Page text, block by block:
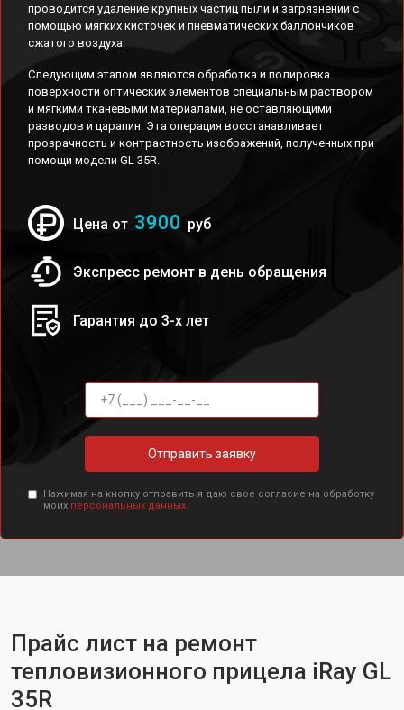
проводится удаление крупных частиц пыли и загрязнений с
помощью мягких кисточек и пневматических баллончиков
сжатого воздуха.
Следующим этапом являются обработка и полировка
поверхности оптических элементов специальным раствором
и мягкими тканевыми материалами, не оставляющими
разводов и царапин. Эта операция восстанавливает
прозрачность и контрастность изображений, полученных при
помощи модели GL 35R.
Цена от 3900 руб
Экспресс ремонт в день обращения
Гарантия до 3-х лет
Отправить заявку
Нажимая на кнопку отправить я даю свое согласие на обработку
моих персональных данных.
Прайс лист на ремонт
тепловизионного прицела iRay GL
35R